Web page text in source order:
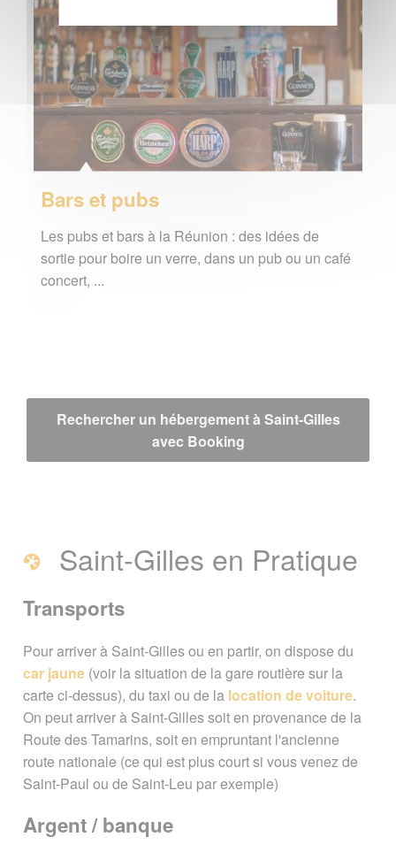
Bars et pubs
Les pubs et bars à la Réunion : des idées de
sortie pour boire un verre, dans un pub ou un café
concert, ...
Rechercher un hébergement à Saint-Gilles
avec Booking
Saint-Gilles en Pratique
Transports
Pour arriver à Saint-Gilles ou en partir, on dispose du
car jaune(voir la situation de la gare routière sur la
carte ci-dessus), du taxi ou de la location de voiture.
On peut arriver à Saint-Gilles soit en provenance de la
Route des Tamarins, soit en empruntant l'ancienne
route nationale (ce qui est plus court si vous venez de
Saint-Paul ou de Saint-Leu par exemple)
Argent / banque